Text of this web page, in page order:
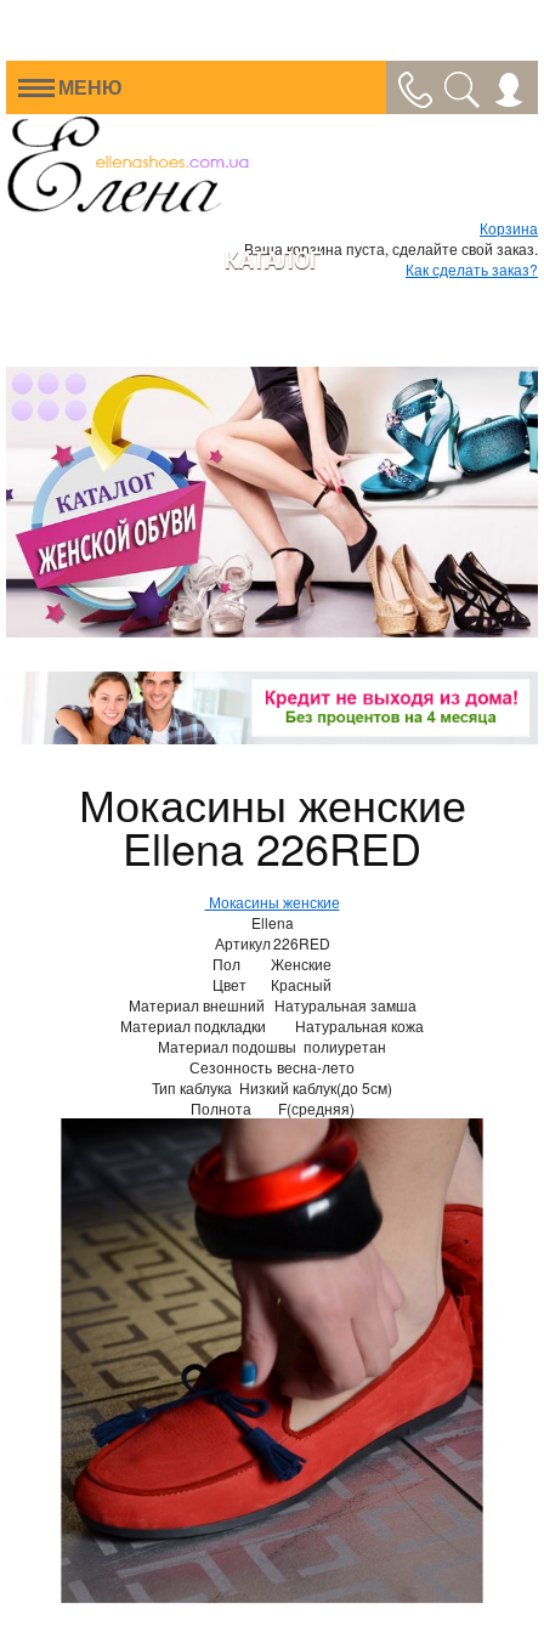
МЕНЮ
Корзина
Ваша корзина пуста, сделайте свой заказ.
Как сделать заказ?
КАТАЛОГ
Мокасины женские
Ellena 226RED
Мокасины женские
Ellena
Артикул226RED
Пол
Женские
Цвет
Красный
Материал внешний Натуральная замша
Материал подкладки
Натуральная кожа
Материал подошвы полиуретан
Сезонность весна-лето
Тип каблука Низкий каблук(до 5см)
Полнота
F(средняя)